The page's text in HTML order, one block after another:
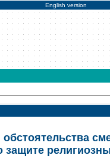
English version
защите